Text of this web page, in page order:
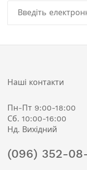
Наші контакти
Пн-Пт 9:00-18:00
Сб. 10:00-16:00
Нд. Вихідний
(096) 352-